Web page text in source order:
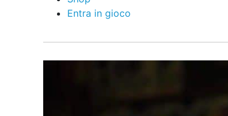
Entra in gioco